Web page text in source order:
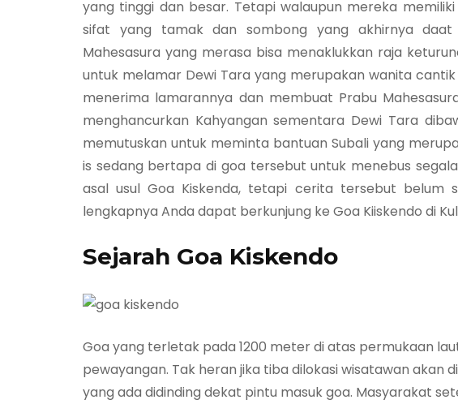
yang tinggi dan besar. Tetapi walaupun mereka
sifat yang tamak dan sombong yang akhirnya daat
Mahesasura yang merasa bisa menaklukkan raja
untuk melamar Dewi Tara yang merupakan wanita
menerima lamarannya dan membuat Prabu
menghancurkan Kahyangan sementara Dewi Tara
memutuskan untuk meminta bantuan Subali yang
is sedang bertapa di goa tersebut untuk menebus
asal usul Goa Kiskenda, tetapi cerita tersebut belum
lengkapnya Anda dapat berkunjung ke Goa Kiiskendo di
Sejarah Goa Kiskendo
Goa yang terletak pada 1200 meter di atas permukaan
pewayangan. Tak heran jika tiba dilokasi wisatawan
yang ada didinding dekat pintu masuk goa. Masyarakat